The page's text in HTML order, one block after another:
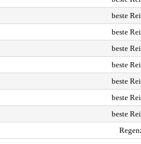
beste
beste
beste
beste
beste
beste
beste